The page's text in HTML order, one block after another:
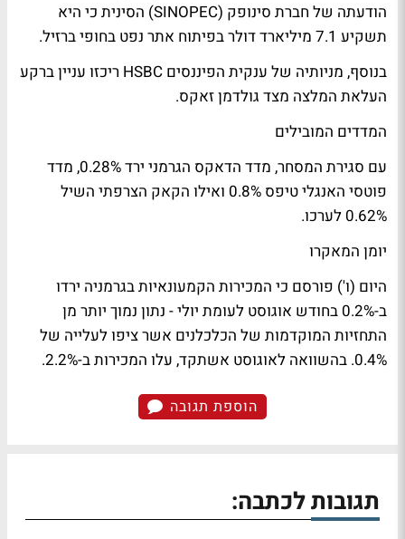
הודעתה של חברת סינופק (SINOPEC) הסינית כי היא
תשקיע 7.1 מיליארד דולר בפיתוח אתר נפט בחופי ברזיל.
בנוסף, מניותיה של ענקית הפיננסים HSBC ריכזו עניין ברקע
העלאת המלצה מצד גולדמן זאקס.
המדדים המובילים
עם סגירת המסחר, מדד הדאקס הגרמני ירד 0.28%, מדד
פוטסי האנגלי טיפס 0.8% ואילו הקאק הצרפתי השיל
0.62% לערכו.
יומן המאקרו
היום (ו') פורסם כי המכירות הקמעונאיות בגרמניה ירדו
ב-0.2% בחודש אוגוסט לעומת יולי - נתון נמוך יותר מן
התחזיות המוקדמות של הכלכלנים אשר ציפו לעלייה של
0.4%. בהשוואה לאוגוסט אשתקד, עלו המכירות ב-2.2%.
הוספת תגובה
תגובות לכתבה: